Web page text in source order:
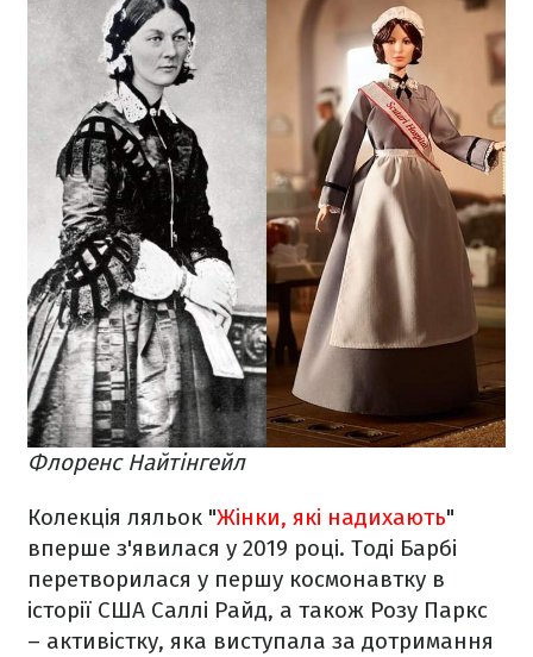
Флоренс Найтінгейл
Колекція ляльок "Жінки, які надихають"
вперше з'явилася у 2019 році. Тоді Барбі
перетворилася у першу космонавтку в
історії США Саллі Райд, а також Розу Паркс
– активістку, яка виступала за дотримання